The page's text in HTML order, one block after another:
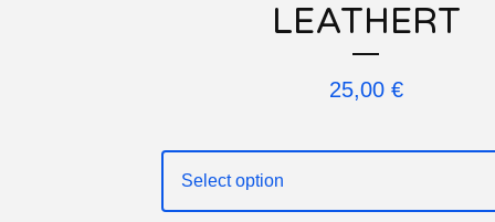
LEATHERT
25,00 €